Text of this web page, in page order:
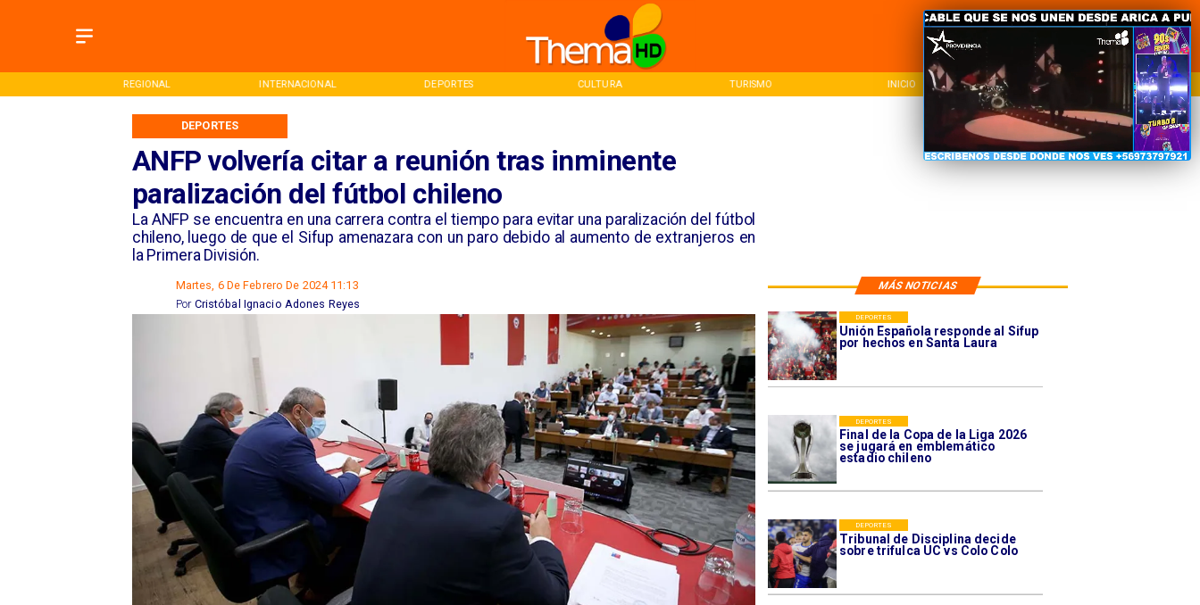
REGIONAL INTERNACIONAL DEPORTES CULTURA TURISMO INICIO NACIONAL
ANFP volvería citar a reunión tras inminente
paralización del fútbol chileno
​La ANFP se encuentra en una carrera contra el tiempo para evitar una paralización del fútbol
chileno, luego de que el Sifup amenazara con un paro debido al aumento de extranjeros en
la Primera División.
DEPORTES
MÁS NOTICIAS
Martes, 6 De Febrero De 2024 11:13
Cristóbal Ignacio Adones Reyes
Por
Unión Española responde al Sifup
por hechos en Santa Laura
DEPORTES
Final de la Copa de la Liga 2026
se jugará en emblemático
estadio chileno
DEPORTES
Tribunal de Disciplina decide
sobre trifulca UC vs Colo Colo
DEPORTES